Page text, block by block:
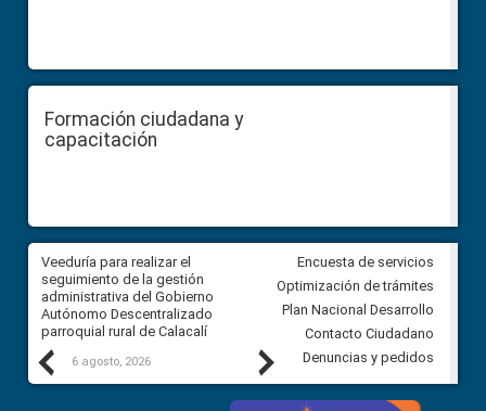
Formación ciudadana y
capacitación
Previous
Veeduría para realizar el
seguimiento de la gestión
administrativa del Gobierno
Autónomo Descentralizado
parroquial rural de Calacalí
6 agosto, 2026
Veeduría para vigilar los
derivados de la Audiencia
comunidad Urbina, parroquia
Carolina
5 agosto, 2026
Next
Encuesta de servicios
Optimización de trámites
Plan Nacional Desarrollo
Contacto Ciudadano
Denuncias y pedidos